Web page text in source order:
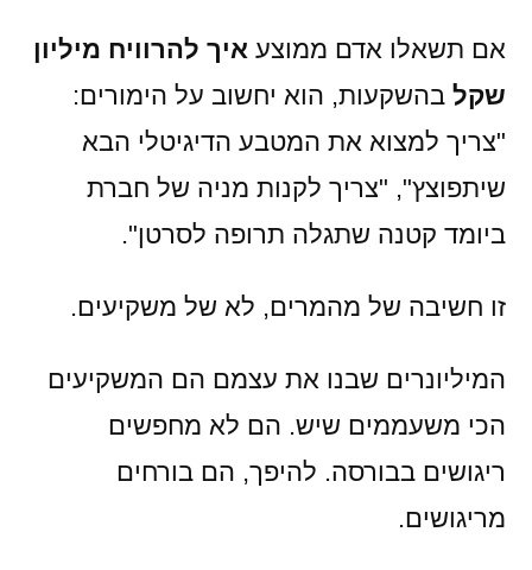
אם תשאלו אדם ממוצע איך להרוויח מיליון
שקל בהשקעות, הוא יחשוב על הימורים:
"צריך למצוא את המטבע הדיגיטלי הבא
שיתפוצץ", "צריך לקנות מניה של חברת
ביומד קטנה שתגלה תרופה לסרטן".
זו חשיבה של מהמרים, לא של משקיעים.
המיליונרים שבנו את עצמם הם המשקיעים
הכי משעממים שיש. הם לא מחפשים
ריגושים בבורסה. להיפך, הם בורחים
מריגושים.